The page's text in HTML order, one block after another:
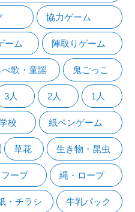
協力ゲーム
ーム 陣取りゲーム
べ歌・童謡 鬼ごっこ
3人 2人 1人
校 紙ペンゲーム
草花 生き物・昆虫
ープ 縄・ロープ
・チラシ 牛乳パック